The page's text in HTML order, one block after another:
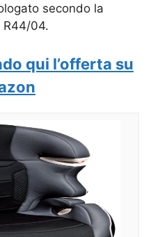
secondo la
R44/04.
qui l’offerta su